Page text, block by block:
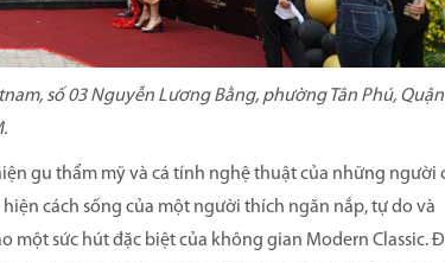
số 03 Nguyễn Lương Bằng, phường Tân Phú, Quận
gu thẩm mỹ và cá tính nghệ thuật của những người
cách sống của một người thích ngăn nắp, tự do và
một sức hút đặc biệt của không gian Modern Classic.